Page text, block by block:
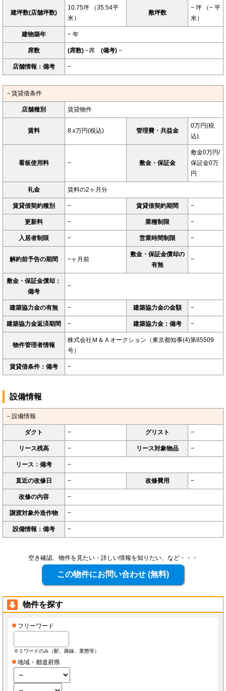
建坪数(店舗坪数)
10.75坪 （35.54平
米）
敷坪数
− 坪 （− 平
米）
建物築年 − 年
席数 (席数) −席 (備考) −
店舗情報：備考 −
－賃貸借条件
店舗種別 賃貸物件
賃料 8.8万円(税込) 管理費・共益金
0万円(税
込)
看板使用料 − 敷金・保証金
敷金0万円/
保証金0万
円
礼金 賃料の2ヶ月分
賃貸借契約種別 − 賃貸借契約期間 −
更新料 − 業種制限 −
入居者制限 − 営業時間制限 −
解約前予告の期間 −ヶ月前
敷金・保証金償却の
有無
−
敷金・保証金償却：
備考
−
建築協力金の有無 − 建築協力金の金額 −
建築協力金返済期間 − 建築協力金：備考 −
物件管理者情報
株式会社Ｍ＆Ａオークション（東京都知事(4)第85509
号）
賃貸借条件：備考 −
設備情報
－設備情報
ダクト − グリスト −
リース残高 − リース対象物品 −
リース：備考 −
直近の改修日 − 改修費用 −
改修の内容 −
譲渡対象外造作物 −
設備情報：備考 −
空き確認、物件を見たい・詳しい情報を知りたい、など・・・
物件を探す
フリーワード
※１ワードのみ（駅、路線、業態等）
地域・都道府県